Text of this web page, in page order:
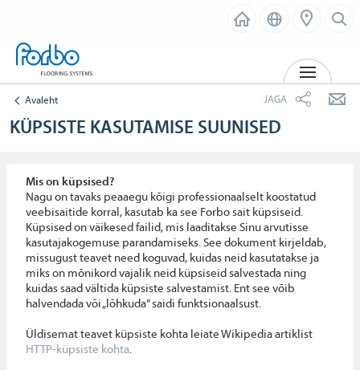
Avaleht JAGA
KÜPSISTE KASUTAMISE SUUNISED
Mis on küpsised?
Nagu on tavaks peaaegu kõigi professionaalselt koostatud
veebisaitide korral, kasutab ka see Forbo sait küpsiseid.
Küpsised on väikesed failid, mis laaditakse Sinu arvutisse
kasutajakogemuse parandamiseks. See dokument kirjeldab,
missugust teavet need koguvad, kuidas neid kasutatakse ja
miks on mõnikord vajalik neid küpsiseid salvestada ning
kuidas saad vältida küpsiste salvestamist. Ent see võib
halvendada või „lõhkuda” saidi funktsionaalsust.
Üldisemat teavet küpsiste kohta leiate Wikipedia artiklist
HTTP-küpsiste kohta